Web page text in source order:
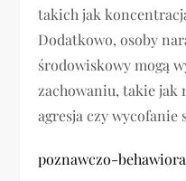
takich jak
Dodatkowo, osoby
środowiskowy mogą
zachowaniu, takie jak
agresja czy wycofanie
poznawczo-